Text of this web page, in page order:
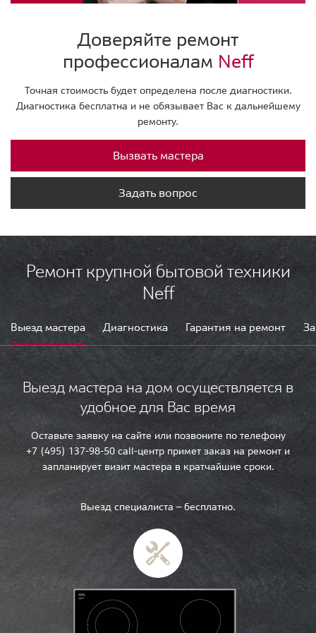
Доверяйте ремонт
профессионалам Neff
Точная стоимость будет определена после диагностики.
Диагностика бесплатна и не обязывает Вас к дальнейшему
ремонту.
Вызвать мастера
Задать вопрос
Ремонт крупной бытовой техники
Neff
Выезд мастера Диагностика Гарантия на ремонт
Выезд мастера на дом осуществляется в
удобное для Вас время
Оставьте заявку на сайте или позвоните по телефону
+7 (495) 137-98-50 call-центр примет заказ на ремонт и
запланирует визит мастера в кратчайшие сроки.
Выезд специалиста — бесплатно.